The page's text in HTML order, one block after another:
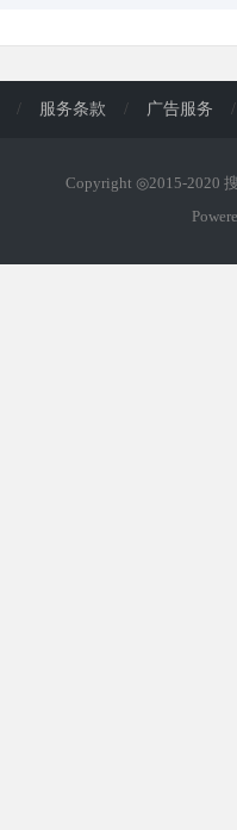
/ 服务条款 / 广告服务 /
Copyright ◎2015-2020